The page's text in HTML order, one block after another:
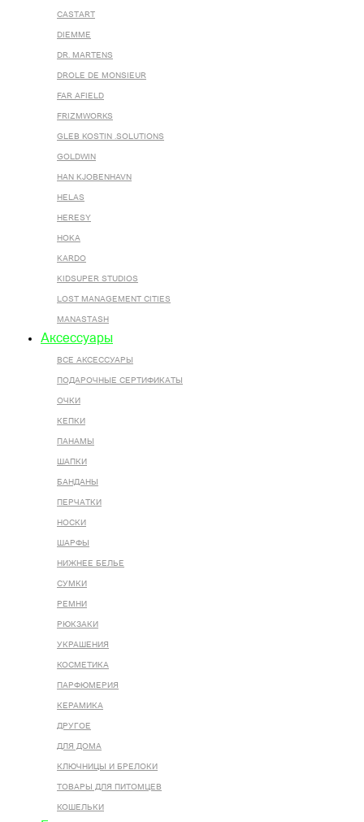
CASTART
DIEMME
DR. MARTENS
DROLE DE MONSIEUR
FAR AFIELD
FRIZMWORKS
GLEB KOSTIN .SOLUTIONS
GOLDWIN
HAN KJOBENHAVN
HELAS
HERESY
HOKA
KARDO
KIDSUPER STUDIOS
LOST MANAGEMENT CITIES
MANASTASH
Аксессуары
ВСЕ AКСЕССУАРЫ
ПОДАРОЧНЫЕ СЕРТИФИКАТЫ
ОЧКИ
КЕПКИ
ПАНАМЫ
ШАПКИ
БАНДАНЫ
ПЕРЧАТКИ
НОСКИ
ШАРФЫ
НИЖНЕЕ БЕЛЬЕ
СУМКИ
РЕМНИ
РЮКЗАКИ
УКРАШЕНИЯ
КОСМЕТИКА
ПАРФЮМЕРИЯ
КЕРАМИКА
ДРУГОЕ
ДЛЯ ДОМА
КЛЮЧНИЦЫ И БРЕЛОКИ
ТОВАРЫ ДЛЯ ПИТОМЦЕВ
КОШЕЛЬКИ